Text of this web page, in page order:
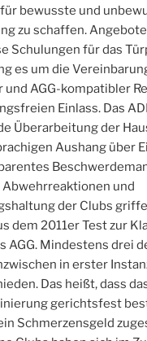
bewusste und
zu schaffen.
Schulungen für das
es um die
AGG-­kompatibler
Einlass. Das
Überarbeitung der
Aushang über
und
der Clubs
dem 2011er Test zur
AGG. Mindestens drei
in erster
Das heißt, dass
gerichtsfest
Schmerzensgeld